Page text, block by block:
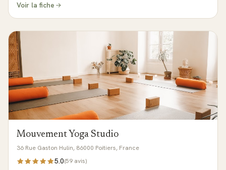
Voir la fiche
Mouvement Yoga Studio
36 Rue Gaston Hulin, 86000 Poitiers, France
5.0(59 avis)